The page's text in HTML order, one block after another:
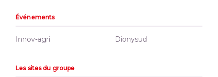
Événements
Innov-agri Dionysud
Les sites du groupe